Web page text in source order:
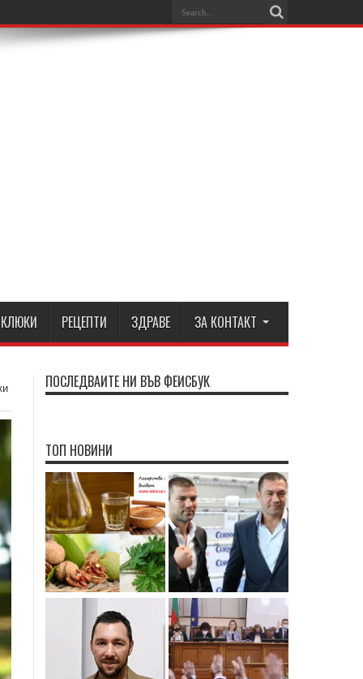
КЛЮКИ РЕЦЕПТИ ЗДРАВЕ ЗА КОНТАКТ
ПОСЛЕДВАЙТЕ НИ ВЪВ ФЕЙСБУК
ТОП НОВИНИ